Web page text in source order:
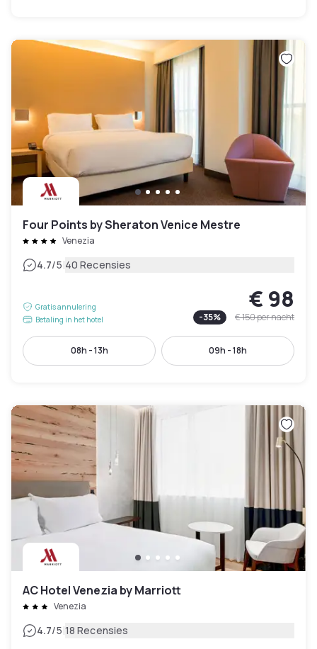
Four Points by Sheraton Venice Mestre
Venezia
4.7/5|40 Recensies
Gratis annulering
Betaling in het hotel
€ 98
-35% € 150per nacht
08h - 13h 09h - 18h
AC Hotel Venezia by Marriott
Venezia
4.7/5|18 Recensies